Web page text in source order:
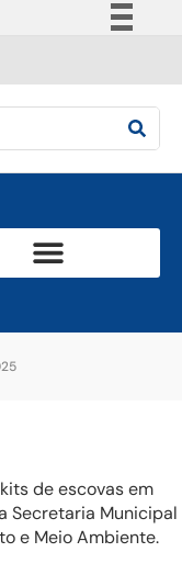
BR
à informação
de escovas em
Secretaria Municipal
e Meio Ambiente.